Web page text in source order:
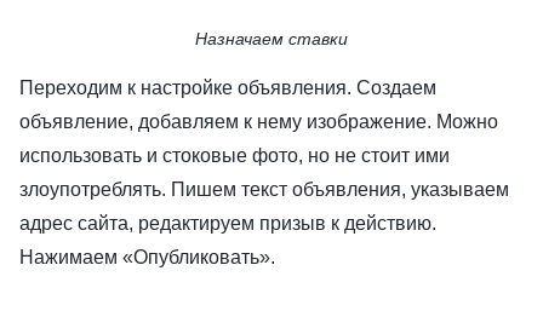
Назначаем ставки
Переходим к настройке объявления. Создаем
объявление, добавляем к нему изображение. Можно
использовать и стоковые фото, но не стоит ими
злоупотреблять. Пишем текст объявления, указываем
адрес сайта, редактируем призыв к действию.
Нажимаем «Опубликовать».